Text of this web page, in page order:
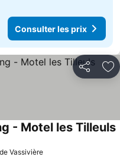
Consulter les prix
Partager
les prix
- Motel les Tilleuls
Vassivière